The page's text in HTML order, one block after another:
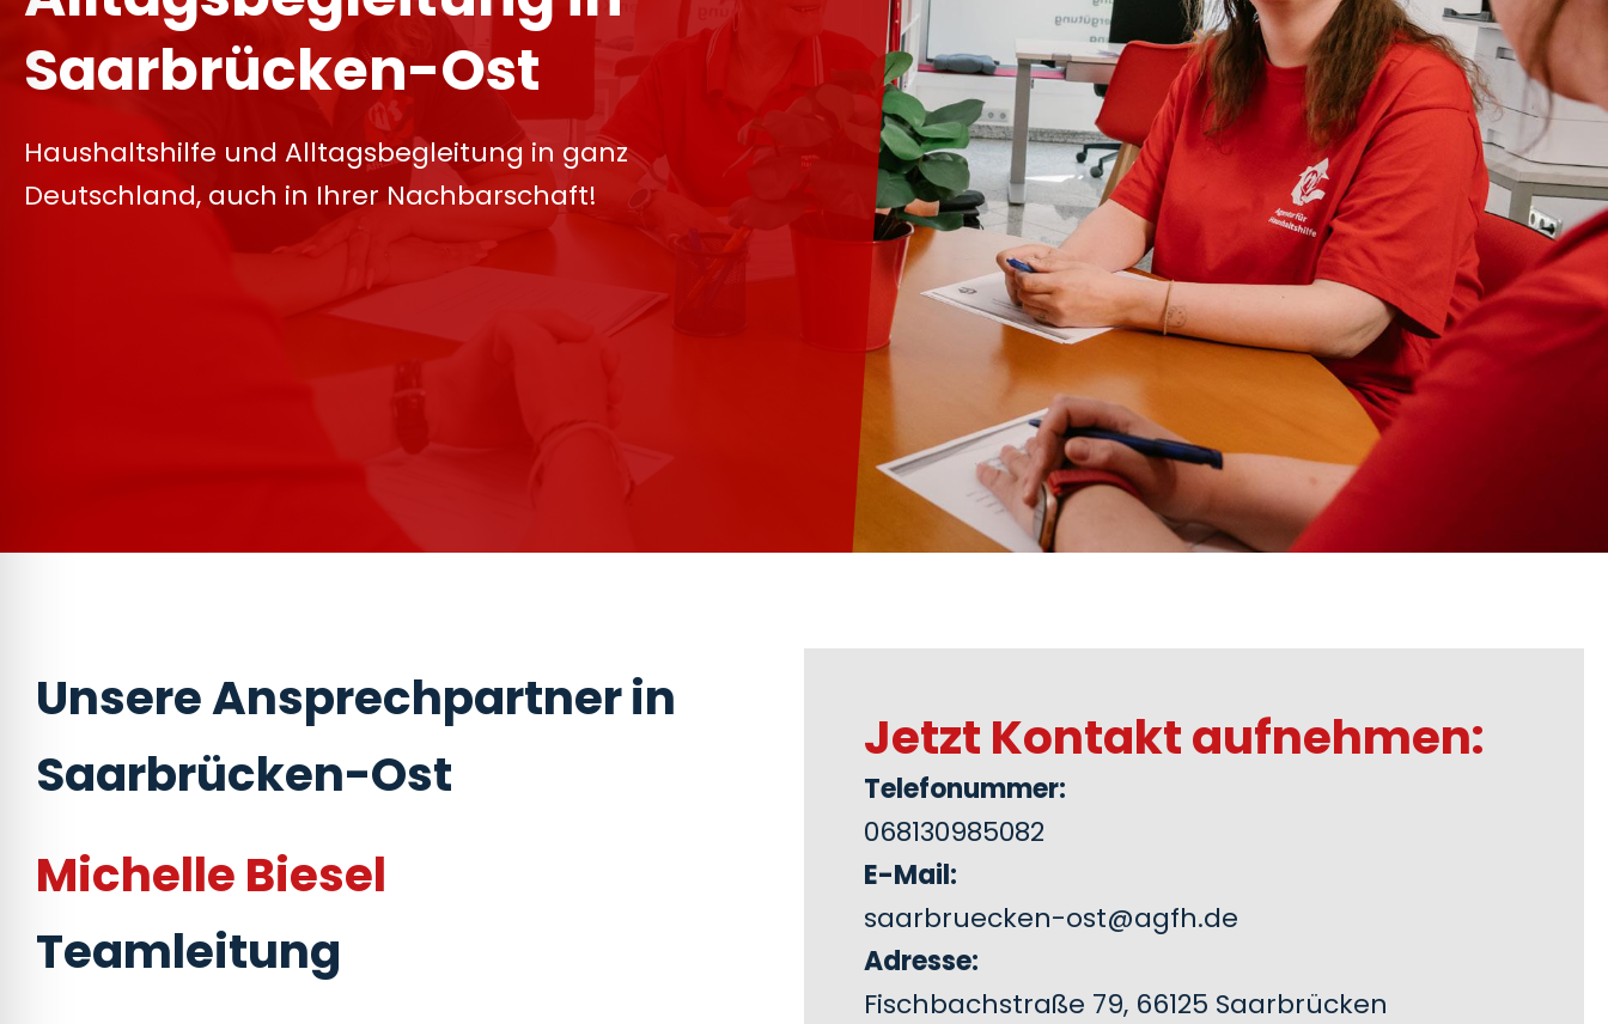
Saarbrücken-Ost
Haushaltshilfe und Alltagsbegleitung in ganz
Deutschland, auch in Ihrer Nachbarschaft!
Unsere Ansprechpartner in
Saarbrücken-Ost
Michelle Biesel
Teamleitung
Jetzt Kontakt aufnehmen:
Telefonummer:
068130985082
E-Mail:
saarbruecken-ost@agfh.de
Adresse:
Fischbachstraße 79, 66125 Saarbrücken